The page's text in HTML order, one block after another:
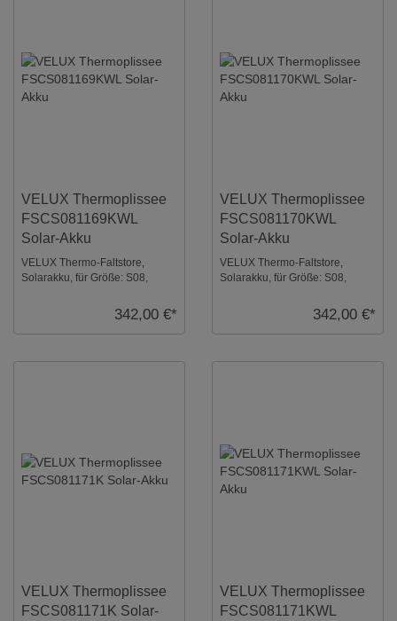
VELUX Thermoplissee
FSCS081169KWL
Solar-Akku
VELUX Thermo-Faltstore,
Solarakku, für Größe: S08,
Schiene, io-homec ...342,00 €*
VELUX Thermoplissee
FSCS081170KWL
Solar-Akku
VELUX Thermo-Faltstore,
Solarakku, für Größe: S08,
Schiene, io-homecont ...342,00 €*
VELUX Thermoplissee
FSCS081171K Solar-
VELUX Thermoplissee
FSCS081171KWL